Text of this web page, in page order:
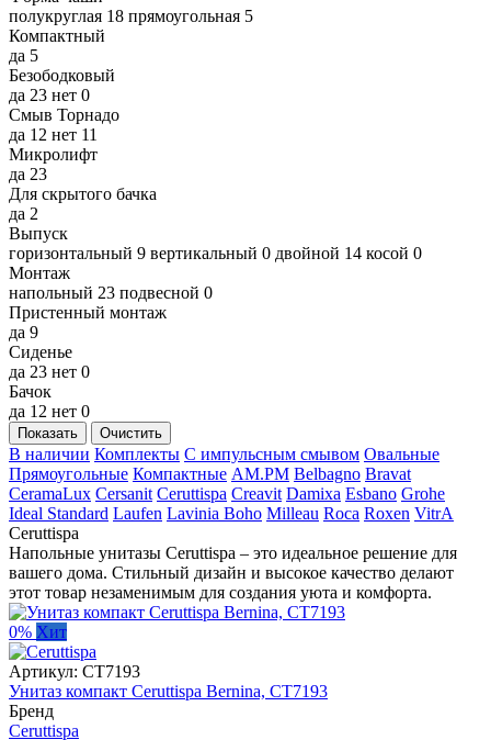
полукруглая 18 прямоугольная 5
Компактный
да 5
Безободковый
да 23 нет 0
Смыв Торнадо
да 12 нет 11
Микролифт
да 23
Для скрытого бачка
да 2
Выпуск
горизонтальный 9 вертикальный 0 двойной 14 косой 0
Монтаж
напольный 23 подвесной 0
Пристенный монтаж
да 9
Сиденье
да 23 нет 0
Бачок
да 12 нет 0
Показать Очистить
В наличии Комплекты С импульсным смывом Овальные
Прямоугольные Компактные AM.PM Belbagno Bravat
CeramaLux Cersanit Ceruttispa Creavit Damixa Esbano Grohe
Ideal Standard Laufen Lavinia Boho Milleau Roca Roxen VitrA
Ceruttispa
Напольные унитазы Ceruttispa – это идеальное решение для
вашего дома. Стильный дизайн и высокое качество делают
этот товар незаменимым для создания уюта и комфорта.
0% Хит
Артикул: CT7193
Унитаз компакт Ceruttispa Bernina, CT7193
Бренд
Ceruttispa